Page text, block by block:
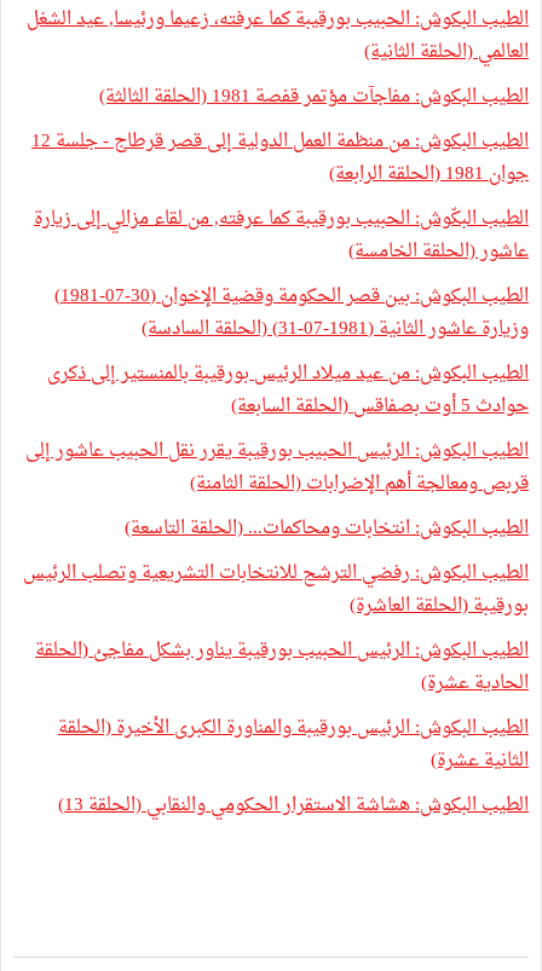
الطيب البكوش: الحبيب بورقيبة كما عرفته، زعيما ورئيسا, عيد الشغل
العالمي (الحلقة الثانية)
الطيب البكوش: مفاجآت مؤتمر قفصة 1981 (الحلقة الثالثة)
الطيب البكوش: من منظمة العمل الدولية إلى قصر قرطاج - جلسة 12
جوان 1981 (الحلقة الرابعة)
الطيب البكّوش: الحبيب بورقيبة كما عرفته, من لقاء مزالي إلى زيارة
عاشور (الحلقة الخامسة)
الطيب البكوش: بين قصر الحكومة وقضية الإخوان (30-07-1981)
وزيارة عاشور الثانية (1981-07-31) (الحلقة السادسة)
الطيب البكوش: من عيد ميلاد الرئيس بورقيبة بالمنستير إلى ذكرى
حوادث 5 أوت بصفاقس (الحلقة السابعة)
الطيب البكوش: الرئيس الحبيب بورقيبة يقرر نقل الحبيب عاشور إلى
قربص ومعالجة أهم الإضرابات (الحلقة الثامنة)
الطيب البكوش: انتخابات ومحاكمات... (الحلقة التاسعة)
الطيب البكوش: رفضي الترشح للانتخابات التشريعية وتصلب الرئيس
بورقيبة (الحلقة العاشرة)
الطيب البكوش: الرئيس الحبيب بورقيبة يناور بشكل مفاجئ (الحلقة
الحادية عشرة)
الطيب البكوش: الرئيس بورقيبة والمناورة الكبرى الأخيرة (الحلقة
الثانية عشرة)
الطيب البكوش: هشاشة الاستقرار الحكومي والنقابي (الحلقة 13)